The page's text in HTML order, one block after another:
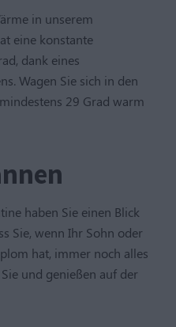
in unserem
eine konstante
dank eines
Wagen Sie sich in den
29 Grad warm
haben Sie einen Blick
Sie, wenn Ihr Sohn oder
hat, immer noch alles
und genießen auf der